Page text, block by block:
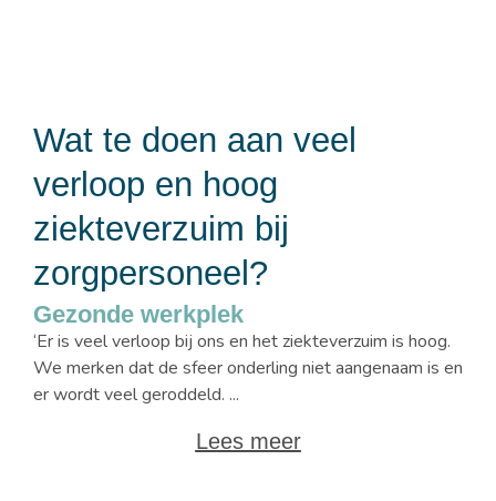
Gezonde werkplek
Wat te doen aan veel
verloop en hoog
ziekteverzuim bij
zorgpersoneel?
‘Er is veel verloop bij ons en het ziekteverzuim is hoog.
We merken dat de sfeer onderling niet aangenaam is en
er wordt veel geroddeld. ...
Lees meer